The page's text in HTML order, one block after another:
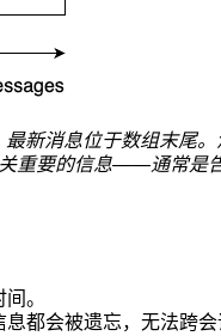
新消息位于数组末尾
重要的信息——通常是
。
都会被遗忘，无法跨